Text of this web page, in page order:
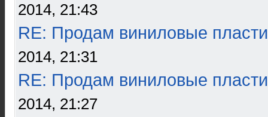
2014, 21:43
RE: Продам виниловые
2014, 21:31
RE: Продам виниловые
2014, 21:27